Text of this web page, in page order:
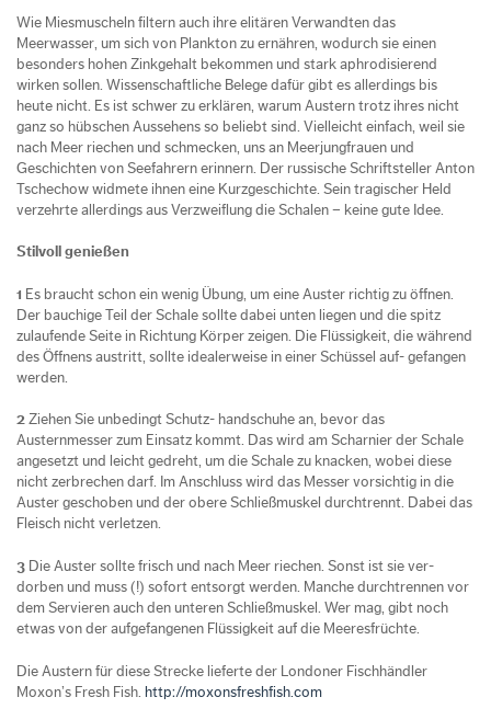
Wie Miesmuscheln filtern auch ihre elitären Verwandten das
Meerwasser, um sich von Plankton zu ernähren, wodurch sie einen
besonders hohen Zinkgehalt bekommen und stark aphrodisierend
wirken sollen. Wissenschaftliche Belege dafür gibt es allerdings bis
heute nicht. Es ist schwer zu erklären, warum Austern trotz ihres nicht
ganz so hübschen Aussehens so beliebt sind. Vielleicht einfach, weil sie
nach Meer riechen und schmecken, uns an Meerjungfrauen und
Geschichten von Seefahrern erinnern. Der russische Schriftsteller Anton
Tschechow widmete ihnen eine Kurzgeschichte. Sein tragischer Held
verzehrte allerdings aus Verzweiflung die Schalen – keine gute Idee.
Stilvoll genießen
1 Es braucht schon ein wenig Übung, um eine Auster richtig zu öffnen.
Der bauchige Teil der Schale sollte dabei unten liegen und die spitz
zulaufende Seite in Richtung Körper zeigen. Die Flüssigkeit, die während
des Öffnens austritt, sollte idealerweise in einer Schüssel auf- gefangen
werden.
2 Ziehen Sie unbedingt Schutz- handschuhe an, bevor das
Austernmesser zum Einsatz kommt. Das wird am Scharnier der Schale
angesetzt und leicht gedreht, um die Schale zu knacken, wobei diese
nicht zerbrechen darf. Im Anschluss wird das Messer vorsichtig in die
Auster geschoben und der obere Schließmuskel durchtrennt. Dabei das
Fleisch nicht verletzen.
3 Die Auster sollte frisch und nach Meer riechen. Sonst ist sie ver-
dorben und muss (!) sofort entsorgt werden. Manche durchtrennen vor
dem Servieren auch den unteren Schließmuskel. Wer mag, gibt noch
etwas von der aufgefangenen Flüssigkeit auf die Meeresfrüchte.
Die Austern für diese Strecke lieferte der Londoner Fischhändler
Moxon’s Fresh Fish. http://moxonsfreshfish.com